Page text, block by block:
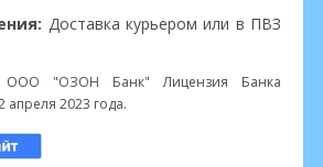
Доставка курьером или в ПВЗ
ООО "ОЗОН Банк" Лицензия Банка
апреля 2023 года.